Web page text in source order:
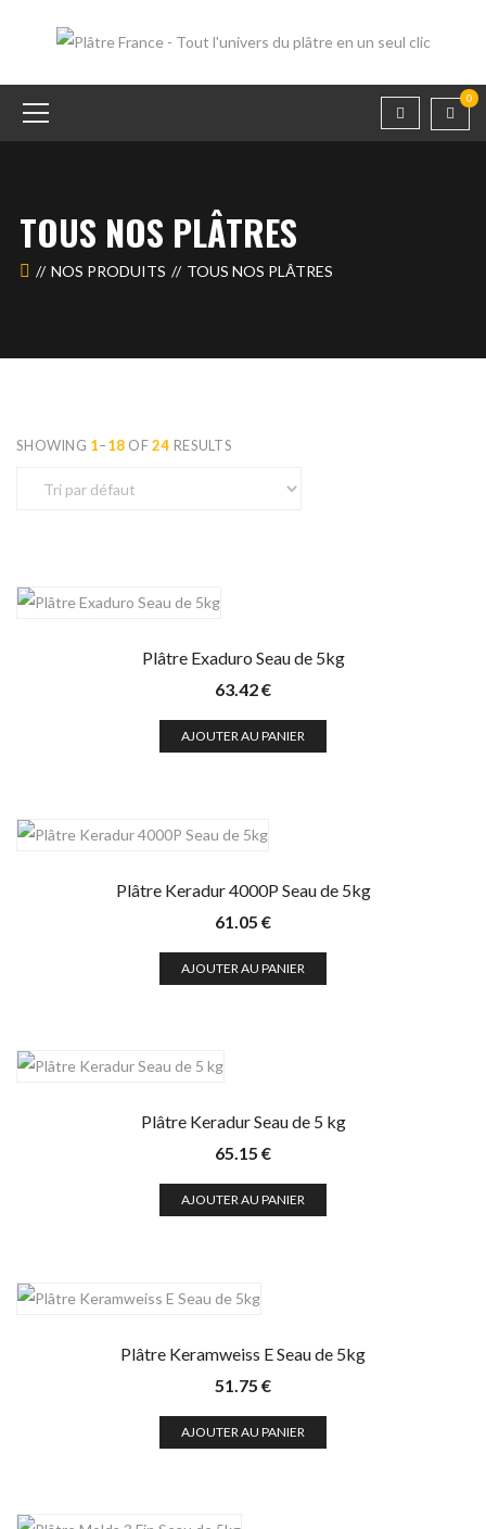
0
TOUS NOS PLÂTRES
NOS PRODUITS TOUS NOS PLÂTRES
SHOWING 1–18 OF24 RESULTS
Plâtre Exaduro Seau de 5kg
63.42€
AJOUTER AU PANIER
Plâtre Keradur 4000P Seau de 5kg
61.05 €
AJOUTER AU PANIER
Plâtre Keradur Seau de 5 kg
65.15 €
AJOUTER AU PANIER
Plâtre Keramweiss E Seau de 5kg
51.75 €
AJOUTER AU PANIER